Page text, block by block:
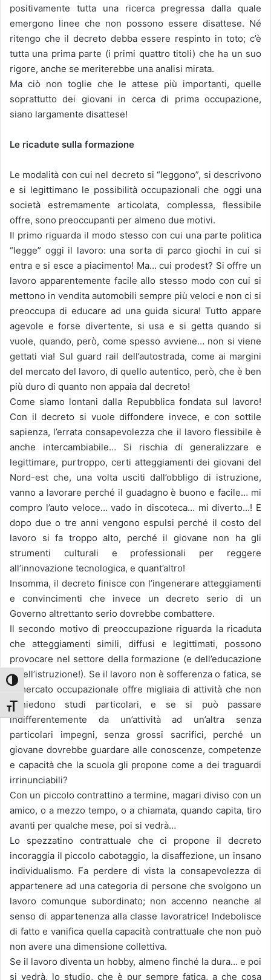
Attiva/disattiva alto contrasto
Attiva/disattiva dimensione testo
positivamente tutta una ricerca pregressa dalla quale
emergono linee che non possono essere disattese. Né
ritengo che il decreto debba essere respinto in toto; c’è
tutta una prima parte (i primi quattro titoli) che ha un suo
rigore, anche se meriterebbe una analisi mirata.
Ma ciò non toglie che le attese più importanti, quelle
soprattutto dei giovani in cerca di prima occupazione,
siano largamente disattese!
Le ricadute sulla formazione
Le modalità con cui nel decreto si “leggono”, si descrivono
e si legittimano le possibilità occupazionali che oggi una
società estremamente articolata, complessa, flessibile
offre, sono preoccupanti per almeno due motivi.
Il primo riguarda il modo stesso con cui una parte politica
“legge” oggi il lavoro: una sorta di parco giochi in cui si
entra e si esce a piacimento! Ma… cui prodest? Si offre un
lavoro apparentemente facile allo stesso modo con cui si
mettono in vendita automobili sempre più veloci e non ci si
preoccupa di educare ad una guida sicura! Tutto appare
agevole e forse divertente, si usa e si getta quando si
vuole, quando, però, come spesso avviene… non si viene
gettati via! Sul guard rail dell’autostrada, come ai margini
del mercato del lavoro, di quello autentico, però, che è ben
più duro di quanto non appaia dal decreto!
Come siamo lontani dalla Repubblica fondata sul lavoro!
Con il decreto si vuole diffondere invece, e con sottile
sapienza, l’errata consapevolezza che il lavoro flessibile è
anche intercambiabile… Si rischia di generalizzare e
legittimare, purtroppo, certi atteggiamenti dei giovani del
Nord-est che, una volta usciti dall’obbligo di istruzione,
vanno a lavorare perché il guadagno è buono e facile… mi
compro l’auto veloce… vado in discoteca… mi diverto…! E
dopo due o tre anni vengono espulsi perché il costo del
lavoro si fa troppo alto, perché il giovane non ha gli
strumenti culturali e professionali per reggere
all’innovazione tecnologica, e quant’altro!
Insomma, il decreto finisce con l’ingenerare atteggiamenti
e convincimenti che invece un decreto serio di un
Governo altrettanto serio dovrebbe combattere.
Il secondo motivo di preoccupazione riguarda la ricaduta
che atteggiamenti simili, diffusi e legittimati, possono
provocare nel settore della formazione (e dell’educazione
e dell’istruzione!). Se il lavoro non è sofferenza o fatica, se
il mercato occupazionale offre migliaia di attività che non
richiedono studi particolari, e se si può passare
indifferentemente da un’attività ad un’altra senza
particolari impegni, senza grossi sacrifici, perché un
giovane dovrebbe guardare alle conoscenze, competenze
e capacità che la scuola gli propone come a dei traguardi
irrinunciabili?
Con un piccolo contrattino a termine, magari diviso con un
amico, o a mezzo tempo, o a chiamata, quando capita, tiro
avanti per qualche mese, poi si vedrà…
Lo spezzatino contrattuale che ci propone il decreto
incoraggia il piccolo cabotaggio, la disaffezione, un insano
individualismo. Fa perdere di vista la consapevolezza di
appartenere ad una categoria di persone che svolgono un
lavoro comunque subordinato; non accenno neanche al
senso di appartenenza alla classe lavoratrice! Indebolisce
di fatto e vanifica quella capacità contrattuale che non può
non avere una dimensione collettiva.
Se il lavoro diventa un hobby, almeno finché la dura… e poi
si vedrà, lo studio, che è pur sempre fatica, a che cosa